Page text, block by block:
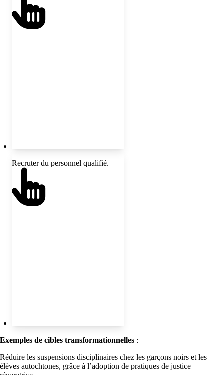
les groupes sous-représentés; mettre
en place des actions ciblées de
soutien appropriées sur les plans
Recruter du personnel qualifié.
Analyser l’équité dans les
place des pratiques antiracistes et
inclusives; effectuer un suivi axé
Exemples de cibles transformationnelles :
Réduire les suspensions disciplinaires chez les garçons noirs et les
élèves autochtones, grâce à l’adoption de pratiques de justice